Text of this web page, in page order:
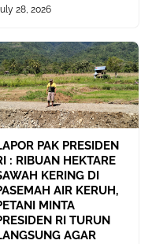
28, 2026
PAK PRESIDEN
: RIBUAN HEKTARE
KERING DI
AIR KERUH,
MINTA
RI TURUN
AGAR